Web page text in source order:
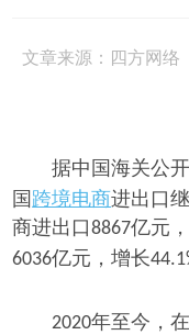
文章来源：四方网
据中国海关公
国 跨境电商进出口
商进出口8867亿元
6036亿元，增长
2020年至今，